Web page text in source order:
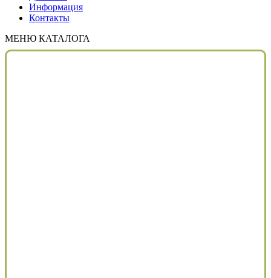
Информация
Контакты
МЕНЮ КАТАЛОГА